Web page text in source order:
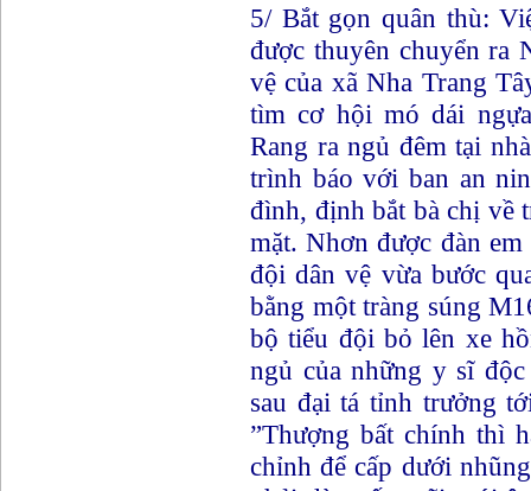
5/ Bắt gọn quân thù:
được thuyên chuyển ra
vệ của xã Nha Trang
tìm cơ hội mó dái
Rang ra ngủ đêm tại
trình báo với ban an
đình, định bắt bà chị về
mặt. Nhơn được đàn
đội dân vệ vừa bước
bằng một tràng súng
bộ tiểu đội bỏ lên xe
ngủ của những y sĩ
sau đại tá tỉnh trưởng
”Thượng bất chính thì
chỉnh để cấp dưới